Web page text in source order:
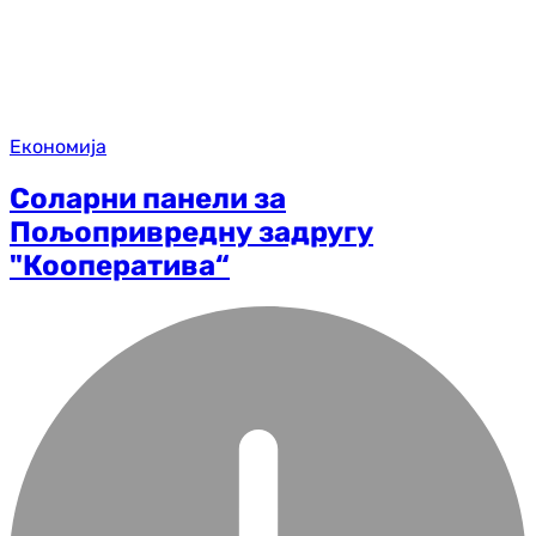
Економија
Соларни панели за
Пољопривредну задругу
"Кооператива“